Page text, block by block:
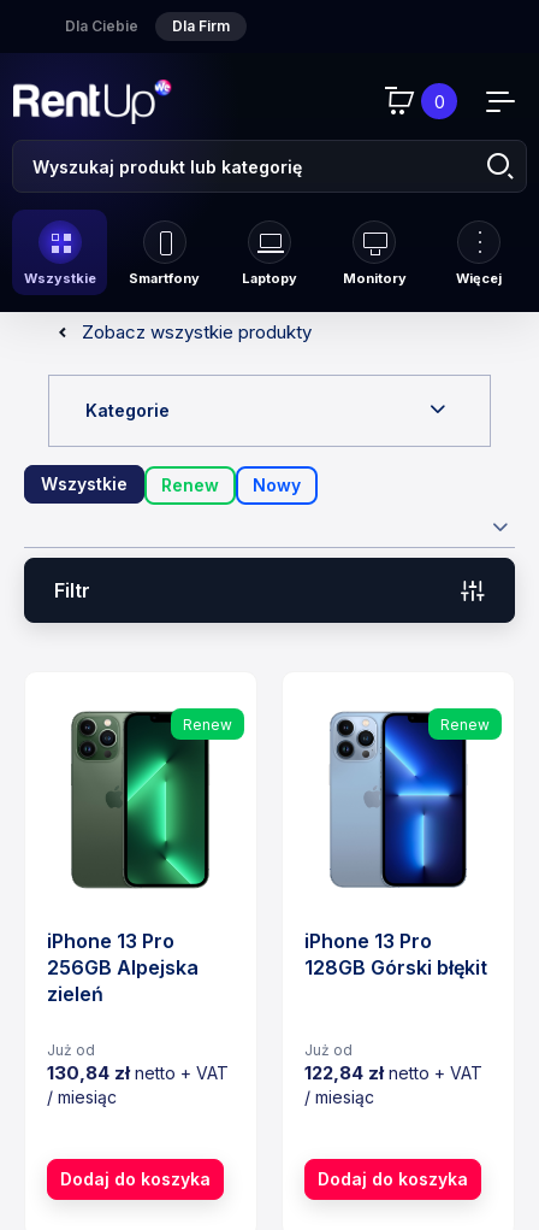
Dla Ciebie Dla Firm
0
Wszystkie Smartfony Laptopy Monitory Więcej
Zobacz wszystkie produkty
Kategorie
Wszystkie Renew Nowy
Filtr
Renew
iPhone 13 Pro
256GB Alpejska
zieleń
Już od
130,84 złnetto + VAT
/ miesiąc
Dodaj do koszyka
Renew
iPhone 13 Pro
128GB Górski błękit
Już od
122,84 złnetto + VAT
/ miesiąc
Dodaj do koszyka